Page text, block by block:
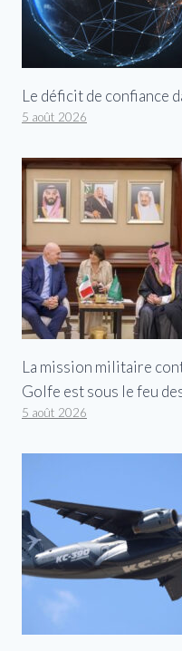
Le déficit de confiance
5 août 2026
La mission militaire
Golfe est sous le feu
5 août 2026